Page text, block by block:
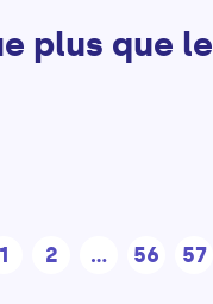
plus que le
1 2 ... 56 57